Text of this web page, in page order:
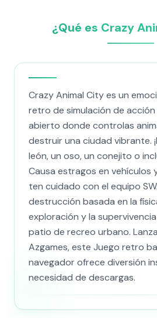
¿Qué es Crazy
Crazy Animal City es un
retro de simulación de
abierto donde controlas
destruir una ciudad vibrante.
león, un oso, un conejito o
Causa estragos en vehículos
ten cuidado con el equipo
destrucción basada en la
exploración y la
patio de recreo urbano.
Azgames, este Juego retro
navegador ofrece diversión
necesidad de descargas.